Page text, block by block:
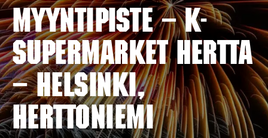
myyntipiste – K-
SUPERMARKET HERTTA
– HELSINKI,
HERTTONIEMI